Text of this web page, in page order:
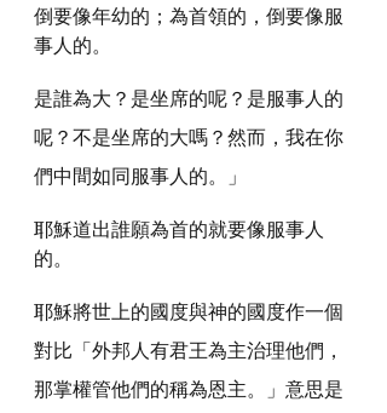
倒要像年幼的；為首領的，倒要像服
事人的。
是誰為大？是坐席的呢？是服事人的
呢？不是坐席的大嗎？然而，我在你
們中間如同服事人的。」
耶穌道出誰願為首的就要像服事人
的。
耶穌將世上的國度與神的國度作一個
對比「外邦人有君王為主治理他們，
那掌權管他們的稱為恩主。」意思是